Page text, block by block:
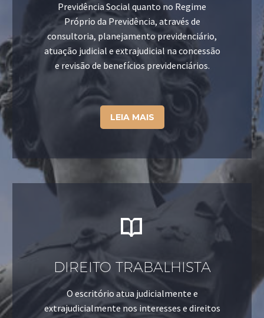
Previdência Social quanto no Regime
Próprio da Previdência, através de
consultoria, planejamento previdenciário,
atuação judicial e extrajudicial na concessão
e revisão de benefícios previdenciários.
LEIA MAIS


DIREITO TRABALHISTA
O escritório atua judicialmente e
extrajudicialmente nos interesses e direitos